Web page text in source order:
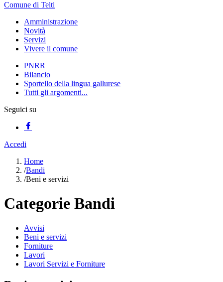
Comune di Telti
Amministrazione
Novità
Servizi
Vivere il comune
PNRR
Bilancio
Sportello della lingua gallurese
Tutti gli argomenti...
Seguici su
Accedi
Home
/Bandi
/Beni e servizi
Categorie Bandi
Avvisi
Beni e servizi
Forniture
Lavori
Lavori Servizi e Forniture